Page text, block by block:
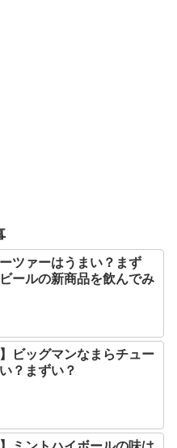
ツァーはうまい？まず
ールの新商品を飲んでみ
】ビッグマンなまらチュー
？まずい？